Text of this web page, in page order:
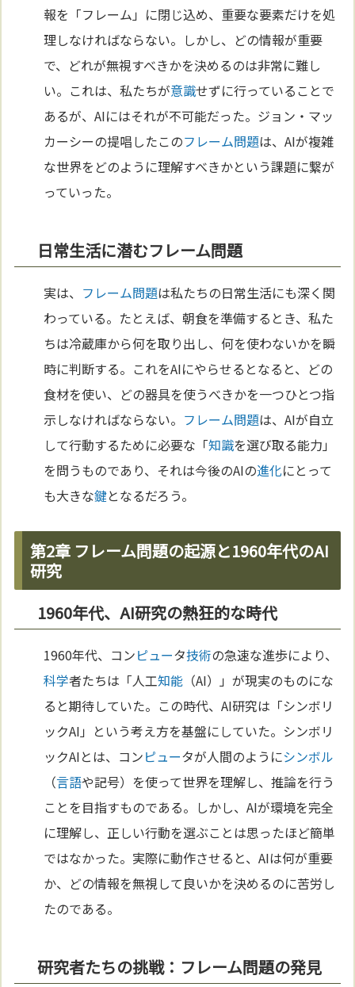
報を「フレーム」に閉じ込め、重要な要素だけを処
理しなければならない。しかし、どの情報が重要
で、どれが無視すべきかを決めるのは非常に難し
い。これは、私たちが意識せずに行っていることで
あるが、AIにはそれが不可能だった。ジョン・マッ
カーシーの提唱したこのフレーム問題は、AIが複雑
な世界をどのように理解すべきかという課題に繋が
っていった。
日常生活に潜むフレーム問題
実は、 フレーム問題は私たちの日常生活にも深く関
わっている。たとえば、朝食を準備するとき、私た
ちは冷蔵庫から何を取り出し、何を使わないかを瞬
時に判断する。これをAIにやらせるとなると、どの
食材を使い、どの器具を使うべきかを一つひとつ指
示しなければならない。 フレーム問題は、AIが自立
して行動するために必要な「知識を選び取る能力」
を問うものであり、それは今後のAIの進化にとって
も大きな鍵となるだろう。
第2章 フレーム問題の起源と1960年代のAI
研究
1960年代、AI研究の熱狂的な時代
1960年代、コンピュータ技術の急速な進歩により、
科学者たちは「人工知能 （AI）」が現実のものにな
ると期待していた。この時代、AI研究は「シンボリ
ックAI」という考え方を基盤にしていた。シンボリ
ックAIとは、コンピュータが人間のようにシンボル
（言語や記号）を使って世界を理解し、推論を行う
ことを目指すものである。しかし、AIが環境を完全
に理解し、正しい行動を選ぶことは思ったほど簡単
ではなかった。実際に動作させると、AIは何が重要
か、どの情報を無視して良いかを決めるのに苦労し
たのである。
研究者たちの挑戦：フレーム問題の発見